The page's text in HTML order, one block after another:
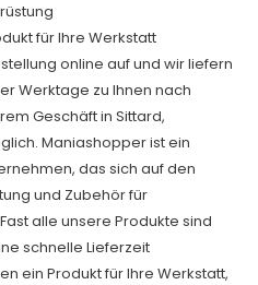
für Ihre Werkstatt
online auf und wir liefern
Werktage zu Ihnen nach
Geschäft in Sittard,
Maniashopper ist ein
das sich auf den
und Zubehör für
alle unsere Produkte sind
schnelle Lieferzeit
ein Produkt für Ihre Werkstatt,